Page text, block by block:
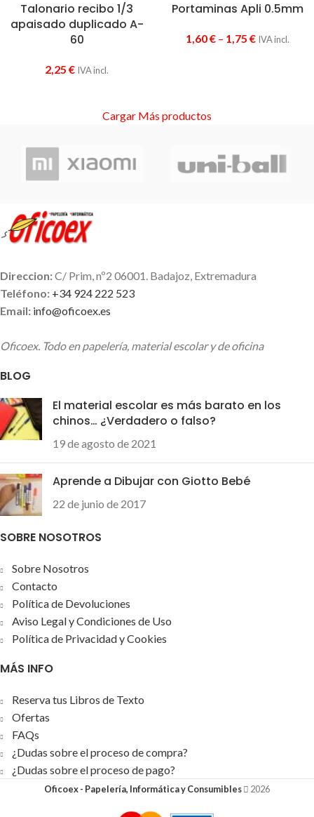
Talonario recibo 1/3
apaisado duplicado A-
60
2,25 € IVA incl.
Portaminas Apli 0.5mm
1,60€– 1,75 € IVA incl.
Cargar Más productos
Direccion:C/ Prim, nº2 06001. Badajoz, Extremadura
Teléfono: +34 924 222 523
Email: info@oficoex.es
Oficoex. Todo en papelería, material escolar y de oficina
BLOG
El material escolar es más barato en los
chinos… ¿Verdadero o falso?
19 de agosto de 2021
Aprende a Dibujar con Giotto Bebé
22 de junio de 2017
SOBRE NOSOTROS
Sobre Nosotros
Contacto
Política de Devoluciones
Aviso Legal y Condiciones de Uso
Política de Privacidad y Cookies
MÁS INFO
Reserva tus Libros de Texto
Ofertas
FAQs
¿Dudas sobre el proceso de compra?
¿Dudas sobre el proceso de pago?
Oficoex - Papelería, Informática y Consumibles 2026